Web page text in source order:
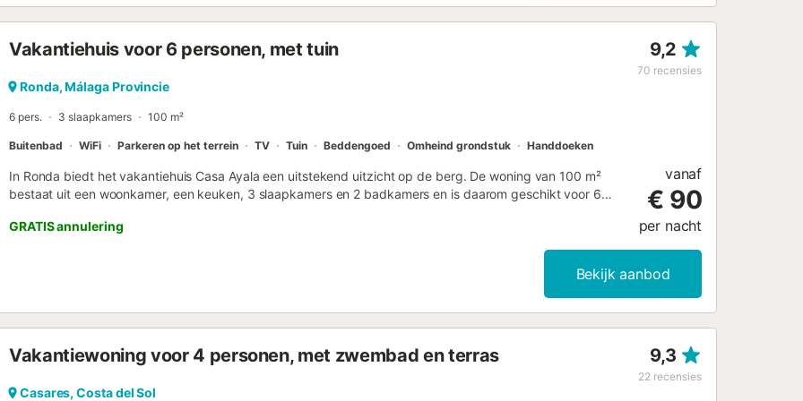
Vakantiehuis voor 6 personen, met tuin 9,2
70 recensies
Ronda, Málaga Provincie
6 pers. 3 slaapkamers 100 m²
Buitenbad WiFi Parkeren op het terrein TV Tuin Beddengoed Omheind grondstuk Handdoeken
In Ronda biedt het vakantiehuis Casa Ayala een uitstekend uitzicht op de berg. De woning van 100 m²
bestaat uit een woonkamer, een keuken, 3 slaapkamers en 2 badkamers en is daarom geschikt voor 6
ventilator en een wasmachine. Een babybedje is ook beschikbaar. Deze accommodatie biedt niet:
airconditioning. Deze vakantiewoning beschikt over een privé zwembad, tuin, overdekt terras en
parkeerplaatsen beschikbaar op het terrein. Brandhout kan worden geleverd tegen een extra vergoeding.
Maximaal 3 huisdieren zijn toegestaan. Roken en het vieren van evenementen zijn niet toegestaan. Deze
kunnen zijn op het gebruik van het zwembad, het besproeien van de tuin of het beperken van het gebruik
GRATIS annulering
vanaf
€ 90
per nacht
Bekijk aanbod
Vakantiewoning voor 4 personen, met zwembad en terras 9,3
22 recensies
Casares, Costa del Sol